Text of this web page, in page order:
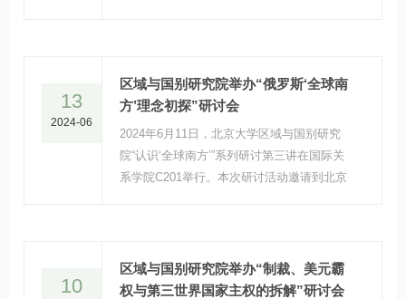
13
2024-06
区域与国别研究院举办“俄罗斯‘全球南
方’理念初探”研讨会
2024年6月11日，北京大学区域与国别研究
院“认识‘全球南方’”系列研讨第三讲在国际关
系学院C201举行。本次研讨活动邀请到北京
10
区域与国别研究院举办“制裁、美元霸
权与第三世界国家主权的拆解”研讨会